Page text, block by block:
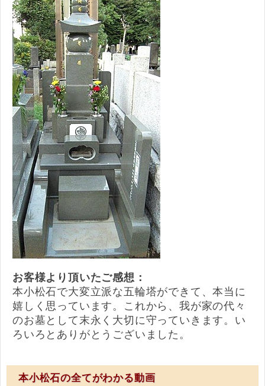
お客様より頂いたご感想：
本小松石で大変立派な五輪塔ができて、本当に
嬉しく思っています。これから、我が家の代々
のお墓として末永く大切に守っていきます。い
ろいろとありがとうございました。
本小松石の全てがわかる動画